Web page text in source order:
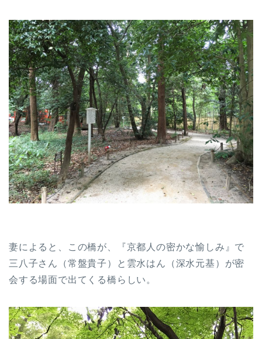
妻によると、この橋が、『京都人の密かな愉しみ』で
三八子さん（常盤貴子）と雲水はん（深水元基）が密
会する場面で出てくる橋らしい。